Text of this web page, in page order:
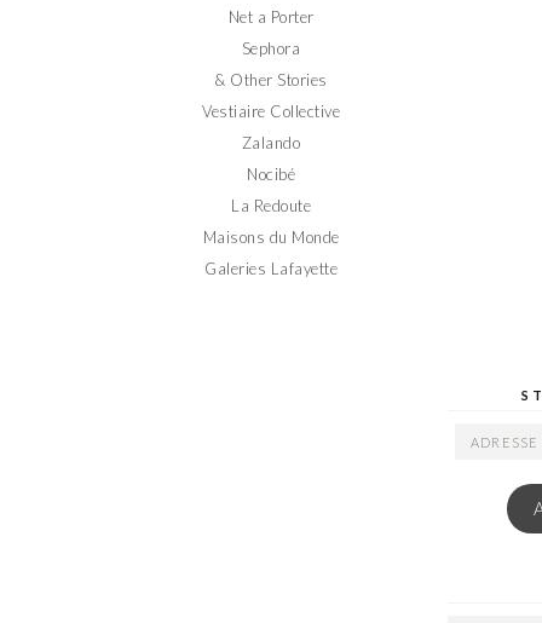
Net a Porter
Sephora
& Other Stories
Vestiaire Collective
Zalando
Nocibé
La Redoute
Maisons du Monde
Galeries Lafayette
ADRESSE